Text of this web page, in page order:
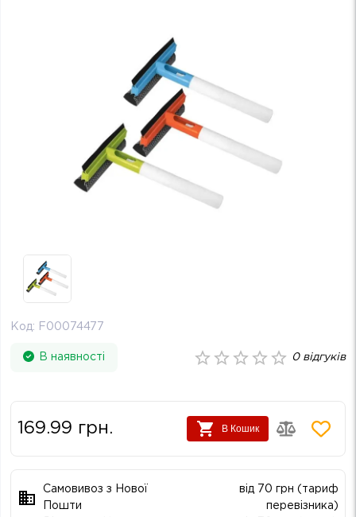
Код: F00074477
В наявності 0відгуків
169.99 грн. В Кошик
Самовивоз з Нової
Пошти
від 70 грн (тариф
перевізника)